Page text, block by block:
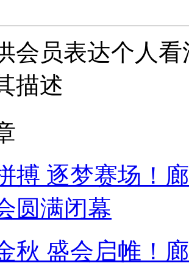
会员表达个人
描述
搏 逐梦赛场！
圆满闭幕
秋 盛会启帷！